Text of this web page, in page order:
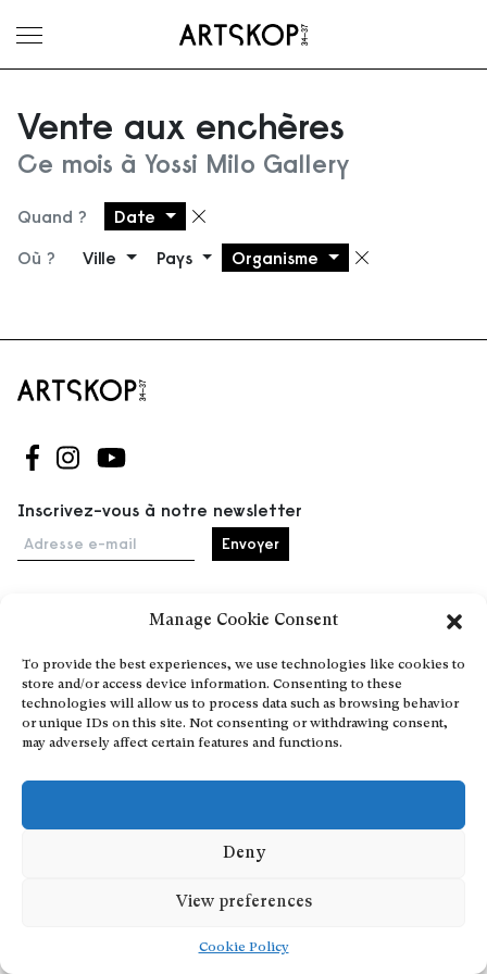
Manage Cookie Consent
To provide the best experiences, we use technologies like cookies to
store and/or access device information. Consenting to these
technologies will allow us to process data such as browsing behavior
or unique IDs on this site. Not consenting or withdrawing consent,
may adversely affect certain features and functions.
Deny
View preferences
Cookie Policy
Ouvrir le menu
Vente aux enchères
Ce mois à Yossi Milo Gallery
Quand ? Date Supprimer le filtre
Où ? Ville Pays Organisme
Suivez-nous sur Facebook
Suivez-nous sur Instagram
Suivez-nous sur Youtube
Inscrivez-vous à notre newsletter
Adresse e-mail
Événements
À propos
Partenaires
Conditions générales
Confidentialité et cookies
Communiquer votre événement